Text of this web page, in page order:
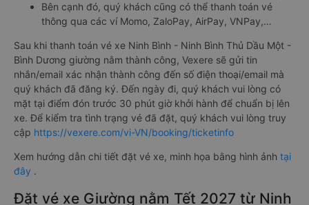
Bên cạnh đó, quý khách cũng có thể thanh toán vé
thông qua các ví Momo, ZaloPay, AirPay, VNPay,…
Sau khi thanh toán vé xe Ninh Bình - Ninh Bình Thủ Dầu Một -
Bình Dương giường nằm thành công, Vexere sẽ gửi tin
nhắn/email xác nhận thành công đến số điện thoại/email mà
quý khách đã đăng ký. Đến ngày đi, quý khách vui lòng có
mặt tại điểm đón trước 30 phút giờ khởi hành để chuẩn bị lên
xe. Để kiểm tra tình trạng vé đã đặt, quý khách vui lòng truy
cập https://vexere.com/vi-VN/booking/ticketinfo
Xem hướng dẫn chi tiết đặt vé xe, minh họa bằng hình ảnh tại
đây .
Đặt vé xe Giường nằm Tết 2027 từ Ninh